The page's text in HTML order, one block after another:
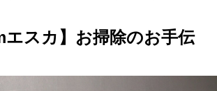
エスカ】お掃除のお手伝